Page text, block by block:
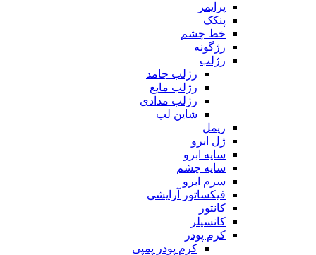
پرایمر
پنکک
خط چشم
رژگونه
رژلب
رژلب جامد
رژلب مایع
رژلب مدادی
شاین لب
ریمل
ژل ابرو
سایه ابرو
سایه چشم
سرم ابرو
فیکساتور آرایشی
کانتور
کانسیلر
کرم پودر
کرم پودر پمپی